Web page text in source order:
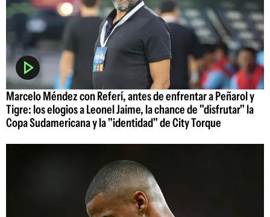
Marcelo Méndez con Referí, antes de enfrentar a Peñarol y
Tigre: los elogios a Leonel Jaime, la chance de "disfrutar" la
Copa Sudamericana y la "identidad" de City Torque